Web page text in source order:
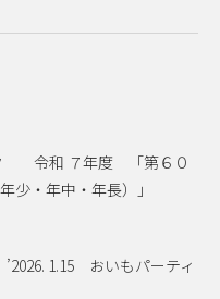
ク 令和 ７年度 「第６０
少・年中・年長）」
1.15 おいもパーティ